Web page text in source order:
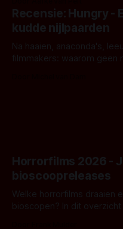
achtergrond, belooft iets
iets ongrijpbaars. En dat
waar.
Recensie: Hungry -
kudde nijlpaarden
Na haaien, anaconda's,
filmmakers: waarom geen
Horrorfilms 2026 -
bioscoopreleases
Welke horrorfilms draaien
bioscopen? In dit